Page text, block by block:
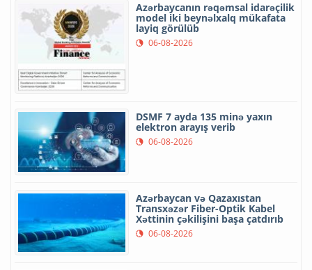
Azərbaycanın rəqəmsal idarəçilik
model iki beynəlxalq mükafata
layiq görülüb
06-08-2026
DSMF 7 ayda 135 minə yaxın
elektron arayış verib
06-08-2026
Azərbaycan və Qazaxıstan
Transxəzər Fiber-Optik Kabel
Xəttinin çəkilişini başa çatdırıb
06-08-2026